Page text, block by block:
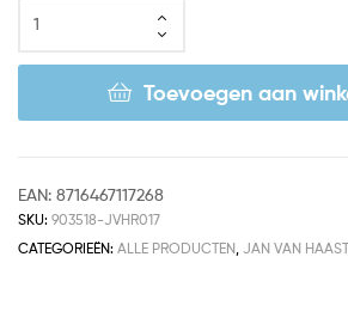
Toevoegen aan
EAN: 8716467117268
SKU: 903518-JVHR017
CATEGORIEËN: ALLE PRODUCTEN JAN VAN